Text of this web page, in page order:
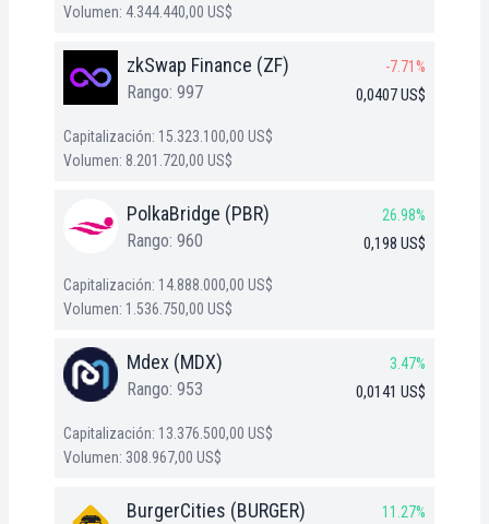
Volumen: 4.344.440,00 US$
zkSwap Finance (ZF)
Rango: 997
-7.71%
0,0407 US$
Capitalización: 15.323.100,00 US$
Volumen: 8.201.720,00 US$
PolkaBridge (PBR)
Rango: 960
26.98%
0,198 US$
Capitalización: 14.888.000,00 US$
Volumen: 1.536.750,00 US$
Mdex (MDX)
Rango: 953
3.47%
0,0141 US$
Capitalización: 13.376.500,00 US$
Volumen: 308.967,00 US$
BurgerCities (BURGER) 11.27%